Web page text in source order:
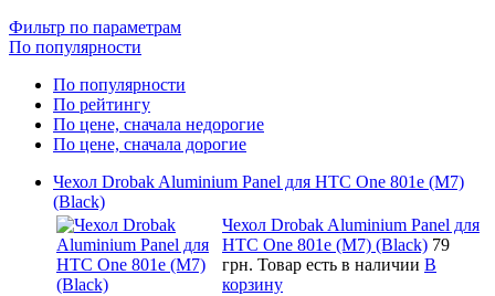
Фильтр по параметрам
По популярности
По популярности
По рейтингу
По цене, сначала недорогие
По цене, сначала дорогие
Чехол Drobak Aluminium Panel для HTC One 801e (M7)
(Black)
Чехол Drobak Aluminium Panel для
HTC One 801e (M7) (Black) 79
грн. Товар есть в наличии В
корзину